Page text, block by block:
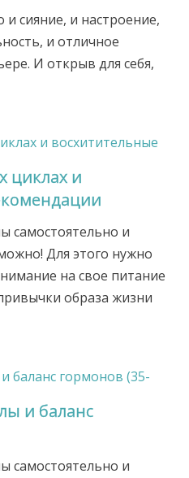
сияние, и настроение,
и отличное
И открыв для себя,
циклах и
самостоятельно и
Для этого нужно
на свое питание
образа жизни
и баланс
самостоятельно и